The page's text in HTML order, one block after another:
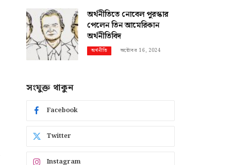
অর্থনীতিতে নোবেল পুরস্কার
পেলেন তিন আমেরিকান
অর্থনীতিবিদ
অর্থনীতি অক্টোবর 16, 2024
সংযুক্ত থাকুন
Facebook
Twitter
Instagram